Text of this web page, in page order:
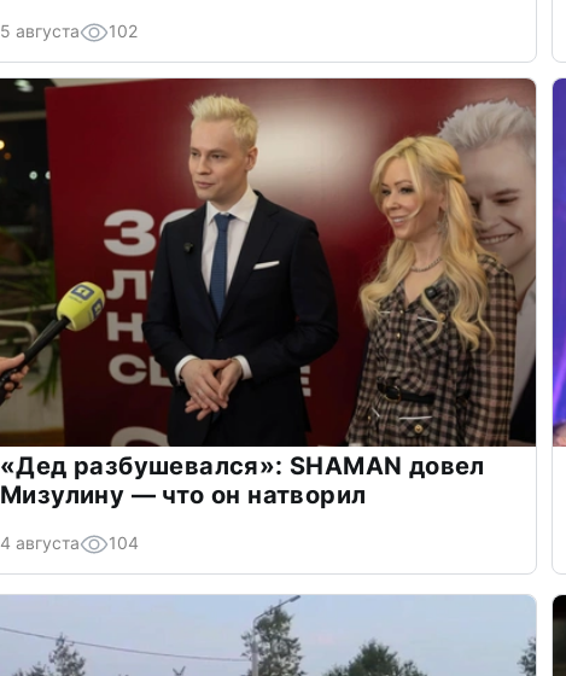
5 августа 102
«Дед разбушевался»: SHAMAN довел
Мизулину — что он натворил
4 августа 104